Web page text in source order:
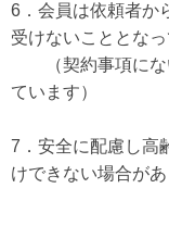
6．会員は依頼者か
受けないこととなっ
（契約事項にな
ています）
7．安全に配慮し高
けできない場合があ